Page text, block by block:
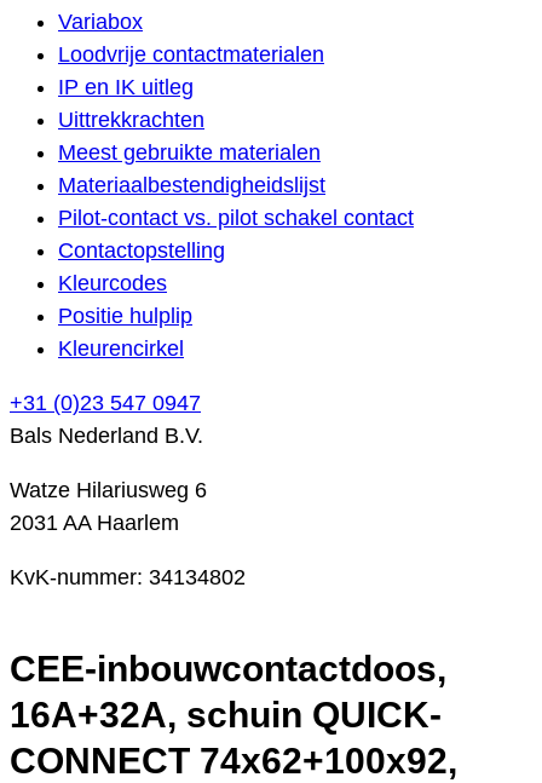
Variabox
Loodvrije contactmaterialen
IP en IK uitleg
Uittrekkrachten
Meest gebruikte materialen
Materiaalbestendigheidslijst
Pilot-contact vs. pilot schakel contact
Contactopstelling
Kleurcodes
Positie hulplip
Kleurencirkel
+31 (0)23 547 0947
Bals Nederland B.V.
Watze Hilariusweg 6
2031 AA Haarlem
KvK-nummer: 34134802
CEE-inbouwcontactdoos,
16A+32A, schuin QUICK-
CONNECT 74x62+100x92,